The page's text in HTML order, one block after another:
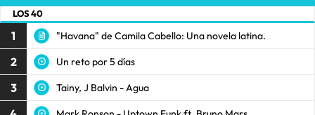
LOS 40
1 "Havana" de Camila Cabello: Una novela latina.
2 Un reto por 5 días
3 Tainy, J Balvin - Agua